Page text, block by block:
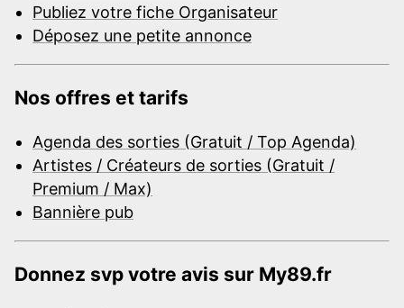
Publiez votre fiche Organisateur
Déposez une petite annonce
Nos offres et tarifs
Agenda des sorties (Gratuit / Top Agenda)
Artistes / Créateurs de sorties (Gratuit /
Premium / Max)
Bannière pub
Donnez svp votre avis sur My89.fr